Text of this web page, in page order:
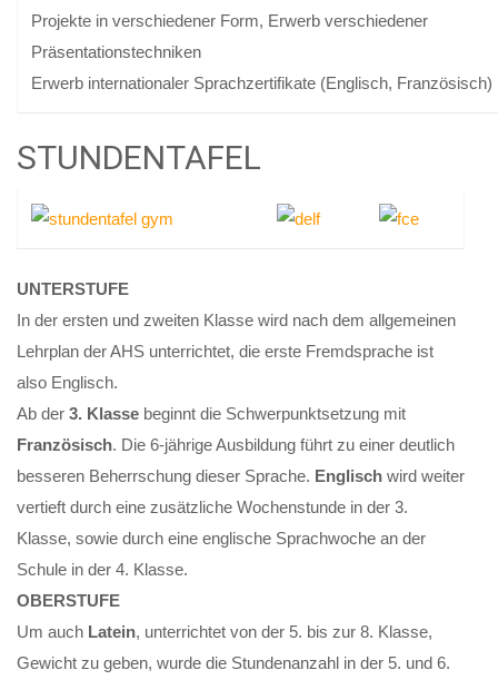
Projekte in verschiedener Form, Erwerb verschiedener
Präsentationstechniken
Erwerb internationaler Sprachzertifikate (Englisch, Französisch)
STUNDENTAFEL
UNTERSTUFE
In der ersten und zweiten Klasse wird nach dem allgemeinen
Lehrplan der AHS unterrichtet, die erste Fremdsprache ist
also Englisch.
Ab der 3. Klasse beginnt die Schwerpunktsetzung mit
Französisch. Die 6-jährige Ausbildung führt zu einer deutlich
besseren Beherrschung dieser Sprache. Englisch wird weiter
vertieft durch eine zusätzliche Wochenstunde in der 3.
Klasse, sowie durch eine englische Sprachwoche an der
Schule in der 4. Klasse.
OBERSTUFE
Um auch Latein, unterrichtet von der 5. bis zur 8. Klasse,
Gewicht zu geben, wurde die Stundenanzahl in der 5. und 6.